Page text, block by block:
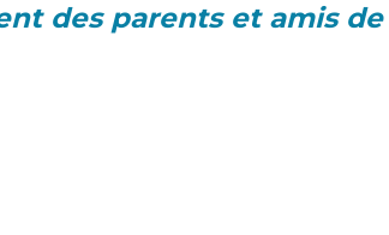
des parents et amis